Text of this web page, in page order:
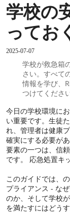
学校の
ってお
2025-07-07
学校が救急箱
さい。すべて
情報を学び、
つけてください
今日の学校環境に
い重要です。生徒
れ、管理者は健康
確実にする必要が
要素の一つは、信
です。 応急処置キ
このガイドでは、
プライアンス - な
のか、そして学校
を満たすにはどう